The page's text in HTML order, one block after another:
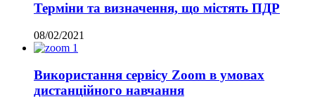
Терміни та визначення, що містять ПДР
08/02/2021
Використання сервісу Zoom в умовах
дистанційного навчання